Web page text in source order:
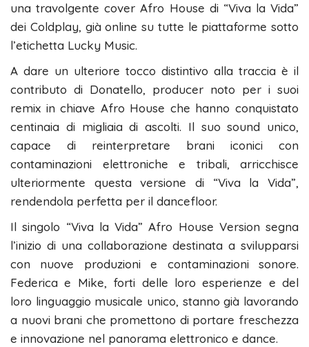
una travolgente cover Afro House di “Viva la Vida”
dei Coldplay, già online su tutte le piattaforme sotto
l’etichetta Lucky Music.
A dare un ulteriore tocco distintivo alla traccia è il
contributo di Donatello, producer noto per i suoi
remix in chiave Afro House che hanno conquistato
centinaia di migliaia di ascolti. Il suo sound unico,
capace di reinterpretare brani iconici con
contaminazioni elettroniche e tribali, arricchisce
ulteriormente questa versione di “Viva la Vida”,
rendendola perfetta per il dancefloor.
Il singolo “Viva la Vida” Afro House Version segna
l’inizio di una collaborazione destinata a svilupparsi
con nuove produzioni e contaminazioni sonore.
Federica e Mike, forti delle loro esperienze e del
loro linguaggio musicale unico, stanno già lavorando
a nuovi brani che promettono di portare freschezza
e innovazione nel panorama elettronico e dance.